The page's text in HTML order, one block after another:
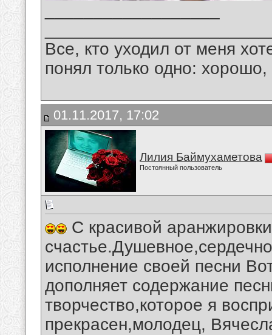
Все, кто уходил от меня
понял только одно:
01.11.2017, 17:02
Лилия Баймухаметова
Постоянный пользователь
С красивой
исполнение своей песни
дополняет содержание
творчество,которое я
прекрасен,молодец,